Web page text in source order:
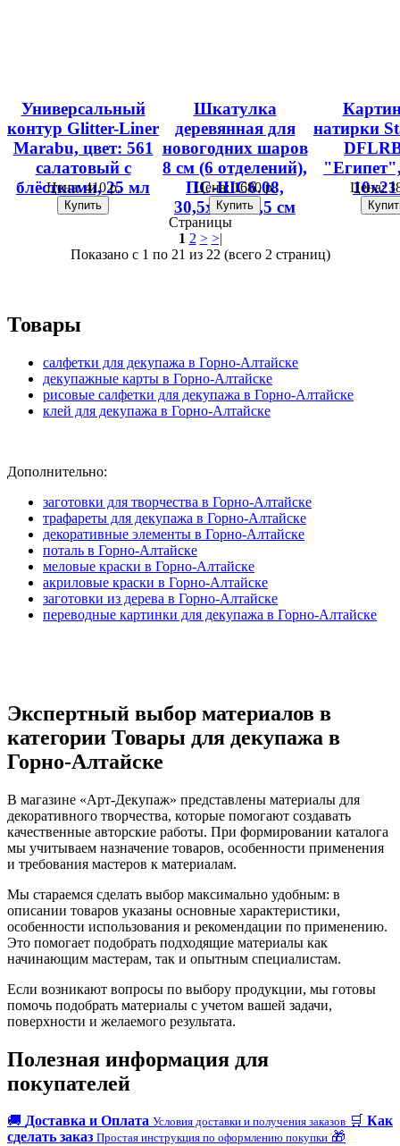
Универсальный
контур Glitter-Liner
Marabu, цвет: 561
салатовый с
блёстками, 25 мл
Цена:410 р.
Шкатулка
деревянная для
новогодних шаров
8 см (6 отделений),
ПС-ШС6.08,
30,5х20х10,5 см
Цена:1680 р.
натирки
Цена:
Страницы
1 2 > >|
Показано с 1 по 21 из 22 (всего 2 страниц)
Товары
салфетки для декупажа в Горно-Алтайске
декупажные карты в Горно-Алтайске
рисовые салфетки для декупажа в Горно-Алтайске
клей для декупажа в Горно-Алтайске
Дополнительно:
заготовки для творчества в Горно-Алтайске
трафареты для декупажа в Горно-Алтайске
декоративные элементы в Горно-Алтайске
поталь в Горно-Алтайске
меловые краски в Горно-Алтайске
акриловые краски в Горно-Алтайске
заготовки из дерева в Горно-Алтайске
переводные картинки для декупажа в Горно-Алтайске
Экспертный выбор материалов в
категории Товары для декупажа в
Горно-Алтайске
В магазине «Арт-Декупаж» представлены материалы для
декоративного творчества, которые помогают создавать
качественные авторские работы. При формировании каталога
мы учитываем назначение товаров, особенности применения
и требования мастеров к материалам.
Мы стараемся сделать выбор максимально удобным: в
описании товаров указаны основные характеристики,
особенности использования и рекомендации по применению.
Это помогает подобрать подходящие материалы как
начинающим мастерам, так и опытным специалистам.
Если возникают вопросы по выбору продукции, мы готовы
помочь подобрать материалы с учетом вашей задачи,
поверхности и желаемого результата.
Полезная информация для
покупателей
🚚 Доставка и Оплата Условия доставки и получения заказов 🛒 Как
сделать заказ Простая инструкция по оформлению покупки 🎁